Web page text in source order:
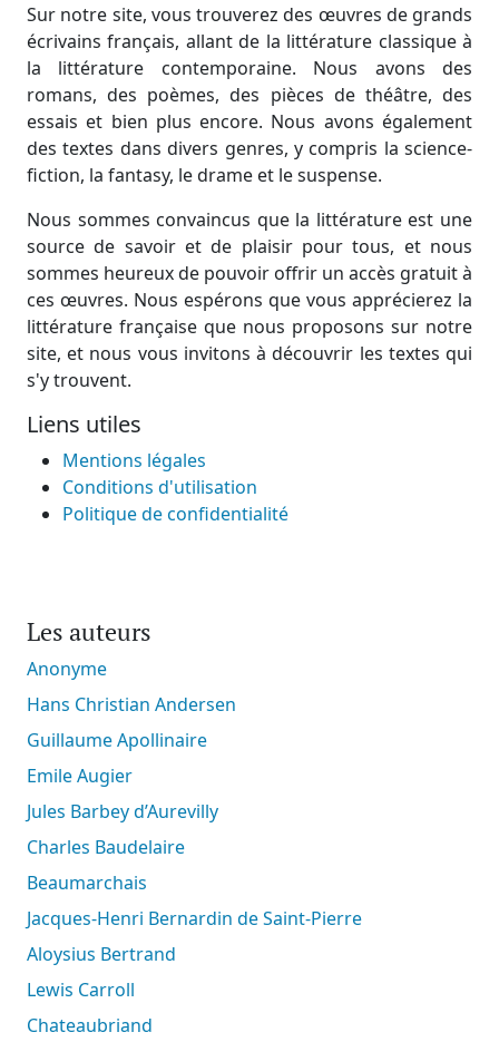
Sur notre site, vous trouverez des œuvres de grands
écrivains français, allant de la littérature classique à
la littérature contemporaine. Nous avons des
romans, des poèmes, des pièces de théâtre, des
essais et bien plus encore. Nous avons également
des textes dans divers genres, y compris la science-
fiction, la fantasy, le drame et le suspense.
Nous sommes convaincus que la littérature est une
source de savoir et de plaisir pour tous, et nous
sommes heureux de pouvoir offrir un accès gratuit à
ces œuvres. Nous espérons que vous apprécierez la
littérature française que nous proposons sur notre
site, et nous vous invitons à découvrir les textes qui
s'y trouvent.
Liens utiles
Mentions légales
Conditions d'utilisation
Politique de confidentialité
Les auteurs
Anonyme
Hans Christian Andersen
Guillaume Apollinaire
Emile Augier
Jules Barbey d’Aurevilly
Charles Baudelaire
Beaumarchais
Jacques-Henri Bernardin de Saint-Pierre
Aloysius Bertrand
Lewis Carroll
Chateaubriand